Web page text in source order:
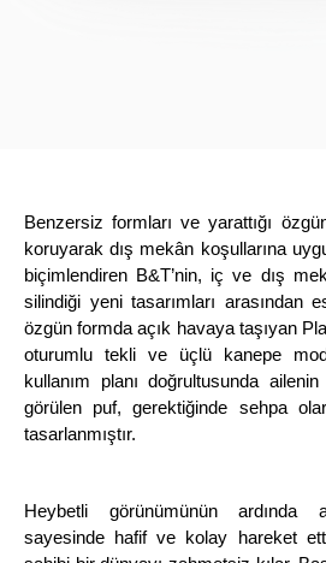
Benzersiz formları ve yarattığı
koruyarak dış mekân koşullarına
biçimlendiren B&T’nin, iç ve dış
silindiği yeni tasarımları arasından
özgün formda açık havaya taşıyan
oturumlu tekli ve üçlü kanepe
kullanım planı doğrultusunda
görülen puf, gerektiğinde sehpa
tasarlanmıştır.
Heybetli görünümünün ardında
sayesinde hafif ve kolay hareket